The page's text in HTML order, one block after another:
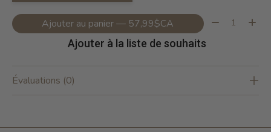
Ajouter au panier — 57,99$CA Quantité:
Ajouter à la liste de souhaits
Évaluations (0)